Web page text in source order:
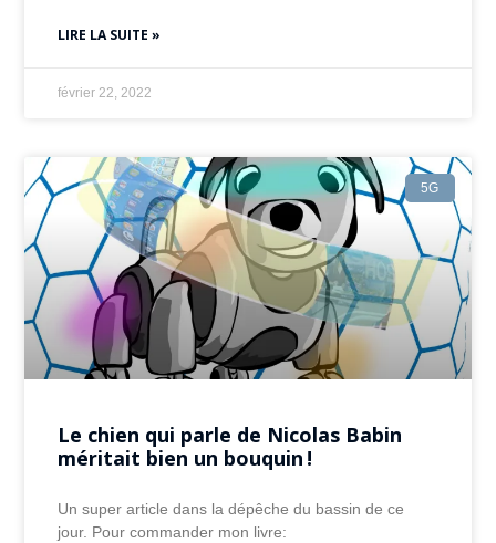
LIRE LA SUITE »
février 22, 2022
5G
Le chien qui parle de Nicolas Babin
méritait bien un bouquin !
Un super article dans la dépêche du bassin de ce
jour. Pour commander mon livre: